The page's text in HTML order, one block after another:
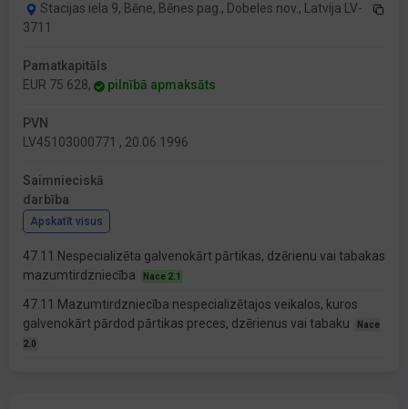
Stacijas iela 9, Bēne, Bēnes pag., Dobeles nov., Latvija LV-
3711
Pamatkapitāls
EUR 75 628,
pilnībā apmaksāts
PVN
LV45103000771 , 20.06.1996
Saimnieciskā
darbība
Apskatīt visus
47.11 Nespecializēta galvenokārt pārtikas, dzērienu vai tabakas
mazumtirdzniecība
Nace 2.1
47.11 Mazumtirdzniecība nespecializētajos veikalos, kuros
galvenokārt pārdod pārtikas preces, dzērienus vai tabaku
Nace
2.0